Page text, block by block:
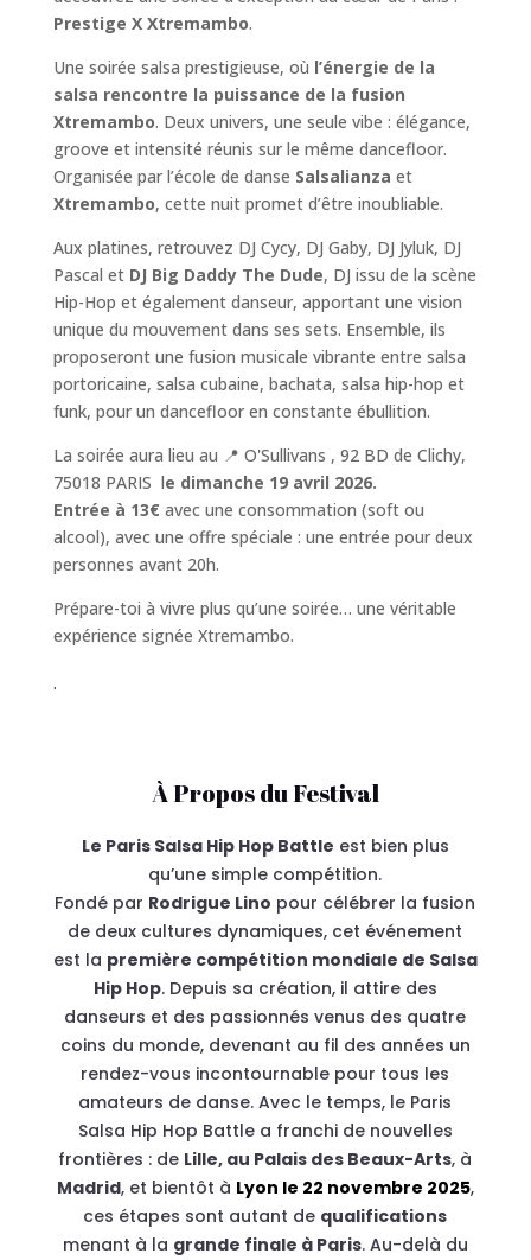
Prestige X Xtremambo.
Une soirée salsa prestigieuse, où l’énergie de la
salsa rencontre la puissance de la fusion
Xtremambo. Deux univers, une seule vibe : élégance,
groove et intensité réunis sur le même dancefloor.
Organisée par l’école de danse Salsalianza et
Xtremambo, cette nuit promet d’être inoubliable.
Aux platines, retrouvez DJ Cycy, DJ Gaby, DJ Jyluk, DJ
Pascal et DJ Big Daddy The Dude, DJ issu de la scène
Hip-Hop et également danseur, apportant une vision
unique du mouvement dans ses sets. Ensemble, ils
proposeront une fusion musicale vibrante entre salsa
portoricaine, salsa cubaine, bachata, salsa hip-hop et
funk, pour un dancefloor en constante ébullition.
La soirée aura lieu au 📍 O'Sullivans , 92 BD de Clichy,
75018 PARIS le dimanche 19 avril 2026.
Entrée à 13€avec une consommation (soft ou
alcool), avec une offre spéciale : une entrée pour deux
personnes avant 20h.
Prépare-toi à vivre plus qu’une soirée… une véritable
expérience signée Xtremambo.
.
À Propos du Festival
Le Paris Salsa Hip Hop Battle est bien plus
qu’une simple compétition.
Fondé par Rodrigue Lino pour célébrer la fusion
de deux cultures dynamiques, cet événement
est la première compétition mondiale de Salsa
Hip Hop. Depuis sa création, il attire des
danseurs et des passionnés venus des quatre
coins du monde, devenant au fil des années un
rendez-vous incontournable pour tous les
amateurs de danse. Avec le temps, le Paris
Salsa Hip Hop Battle a franchi de nouvelles
frontières : de Lille, au Palais des Beaux-Arts, à
Madrid, et bientôt à Lyon le 22 novembre 2025,
ces étapes sont autant de qualifications
menant à la grande finale à Paris. Au-delà du